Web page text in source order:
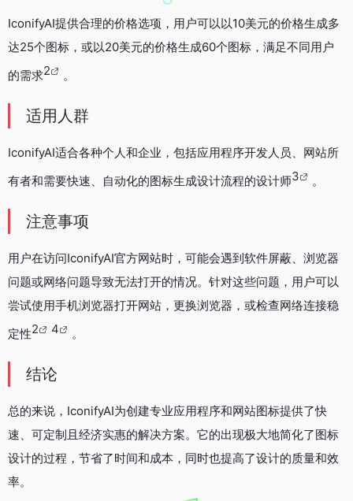
IconifyAI提供合理的价格选项，用户可以以10美元的价格生成多
达25个图标，或以20美元的价格生成60个图标，满足不同用户
的需求2 。
适用人群
IconifyAI适合各种个人和企业，包括应用程序开发人员、网站所
有者和需要快速、自动化的图标生成设计流程的设计师3 。
注意事项
用户在访问IconifyAI官方网站时，可能会遇到软件屏蔽、浏览器
问题或网络问题导致无法打开的情况。针对这些问题，用户可以
尝试使用手机浏览器打开网站，更换浏览器，或检查网络连接稳
定性2 4 。
结论
总的来说，IconifyAI为创建专业应用程序和网站图标提供了快
速、可定制且经济实惠的解决方案。它的出现极大地简化了图标
设计的过程，节省了时间和成本，同时也提高了设计的质量和效
率。